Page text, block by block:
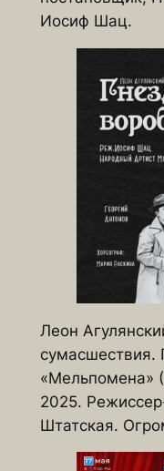
Иосиф Шац.
Леон
сумасшествия.
«Мельпомена»
2025.
Штатская.